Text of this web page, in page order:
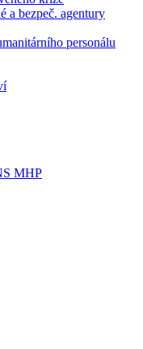
a bezpeč. agentury
personálu
MHP